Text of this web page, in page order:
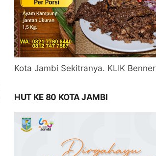
Kota Jambi Sekitranya. KLIK Benner
HUT KE 80 KOTA JAMBI